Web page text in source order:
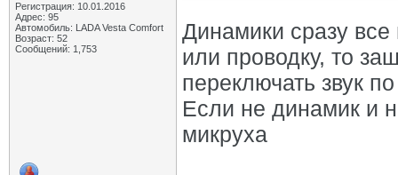
Регистрация: 10.01.2016
Адрес: 95
Автомобиль: LADA Vesta Сomfort
Возраст: 52
Сообщений: 1,753
Динамики сразу все
или проводку, то
переключать звук
Если не динамик и
микруха